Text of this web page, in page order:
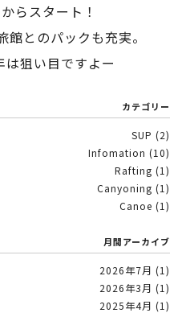
らスタート！
とのパックも充実。
は狙い目ですよー
カテゴリー
SUP (2)
Infomation (10)
Rafting (1)
Canyoning (1)
Canoe (1)
月間アーカイブ
2026年7月 (1)
2026年3月 (1)
2025年4月 (1)